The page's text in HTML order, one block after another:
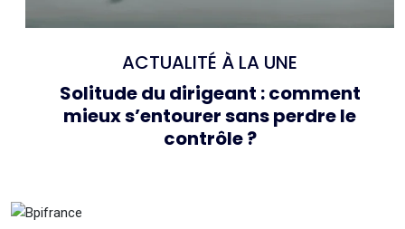
ACTUALITÉ À LA UNE
Solitude du dirigeant : comment
mieux s’entourer sans perdre le
contrôle ?